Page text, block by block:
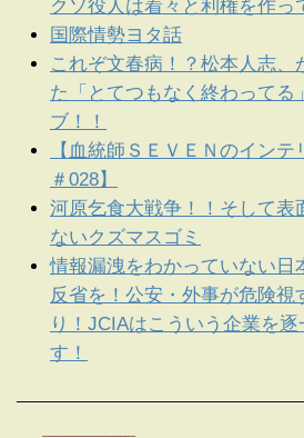
クソ役人は着々と利権を作っ
国際情勢ヨタ話
これぞ文春病！？松本人志、
た「とてつもなく終わってる
ブ！！
【血統師ＳＥＶＥＮのイン
＃028】
河原乞食大戦争！！そして表
ないクズマスゴミ
情報漏洩をわかっていない日
反省を！公安・外事が危険視
り！JCIAはこういう企業を逐
す！